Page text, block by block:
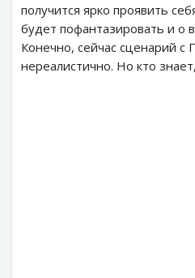
получится ярко проявить
будет пофантазировать и о
Конечно, сейчас сценарий с
нереалистично. Но кто